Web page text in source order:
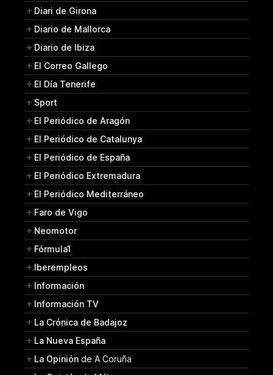
Diari de Girona
Diario de Mallorca
Diario de Ibiza
El Correo Gallego
El Día Tenerife
Sport
El Periódico de Aragón
El Periódico de Catalunya
El Periódico de España
El Periódico Extremadura
El Periódico Mediterráneo
Faro de Vigo
Neomotor
Fórmula1
Iberempleos
Información
Información TV
La Crónica de Badajoz
La Nueva España
La Opinión de A Coruña